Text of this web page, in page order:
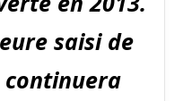
saisi de